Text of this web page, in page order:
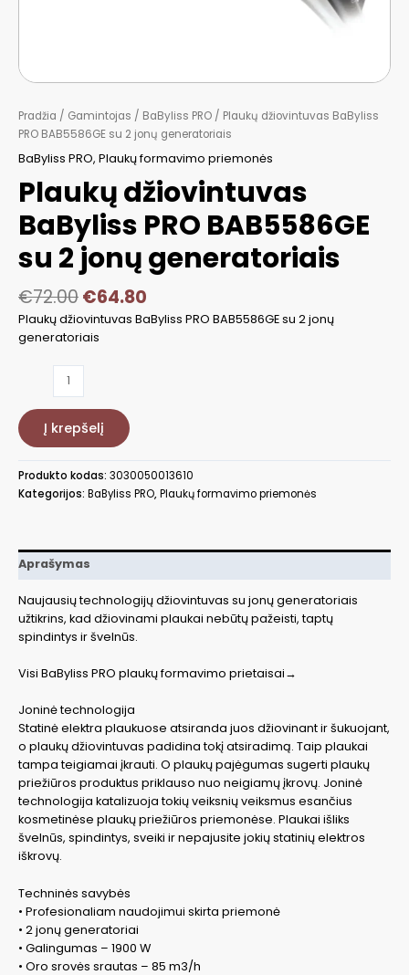
Pradžia / Gamintojas / BaByliss PRO / Plaukų džiovintuvas BaByliss
PRO BAB5586GE su 2 jonų generatoriais
BaByliss PRO, Plaukų formavimo priemonės
Plaukų džiovintuvas
BaByliss PRO BAB5586GE
su 2 jonų generatoriais
€72.00€64.80
Plaukų džiovintuvas BaByliss PRO BAB5586GE su 2 jonų
generatoriais
produkto
Plaukų
džiovintuvas
BaByliss
BAB5586GE
su
generatoriais
Į krepšelį
Produkto kodas: 3030050013610
Kategorijos: BaByliss PRO,Plaukų formavimo priemonės
Aprašymas
Naujausių technologijų džiovintuvas su jonų generatoriais
užtikrins, kad džiovinami plaukai nebūtų pažeisti, taptų
spindintys ir švelnūs.
Visi BaByliss PRO plaukų formavimo prietaisai→
Joninė technologija
Statinė elektra plaukuose atsiranda juos džiovinant ir šukuojant,
o plaukų džiovintuvas padidina tokį atsiradimą. Taip plaukai
tampa teigiamai įkrauti. O plaukų pajėgumas sugerti plaukų
priežiūros produktus priklauso nuo neigiamų įkrovų. Joninė
technologija katalizuoja tokių veiksnių veiksmus esančius
kosmetinėse plaukų priežiūros priemonėse. Plaukai išliks
švelnūs, spindintys, sveiki ir nepajusite jokių statinių elektros
iškrovų.
Techninės savybės
• Profesionaliam naudojimui skirta priemonė
• 2 jonų generatoriai
• Galingumas – 1900 W
• Oro srovės srautas – 85 m3/h